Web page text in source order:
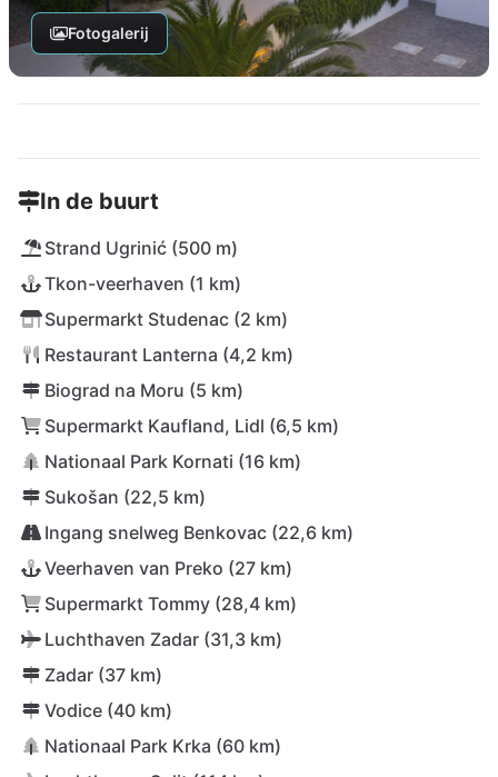
Fotogalerij
In de buurt
Strand Ugrinić (500 m)
Tkon-veerhaven (1 km)
Supermarkt Studenac (2 km)
Restaurant Lanterna (4,2 km)
Biograd na Moru (5 km)
Supermarkt Kaufland, Lidl (6,5 km)
Nationaal Park Kornati (16 km)
Sukošan (22,5 km)
Ingang snelweg Benkovac (22,6 km)
Veerhaven van Preko (27 km)
Supermarkt Tommy (28,4 km)
Luchthaven Zadar (31,3 km)
Zadar (37 km)
Vodice (40 km)
Nationaal Park Krka (60 km)